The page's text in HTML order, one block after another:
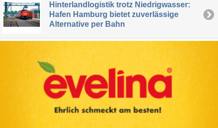
Hinterlandlogistik trotz Niedrigwasser:
Hafen Hamburg bietet zuverlässige
Alternative per Bahn